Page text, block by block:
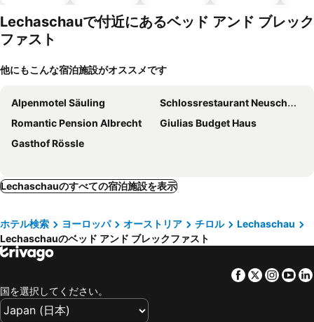
Lechaschauで付近にあるベッド アンド ブレック
ファスト
他にもこんな宿泊施設がオススメです
Alpenmotel Säuling
Schlossrestaurant Neuschwanstein
Romantic Pension Albrecht
Giulias Budget Haus
Gasthof Rössle
Lechaschauのすべての宿泊施設を表示
ホテル検索 ヨーロッパ オーストリア チロル
Lechaschau
Lechaschauのベッド アンド ブレックファスト
Facebook
Twitter
国を選択してください。